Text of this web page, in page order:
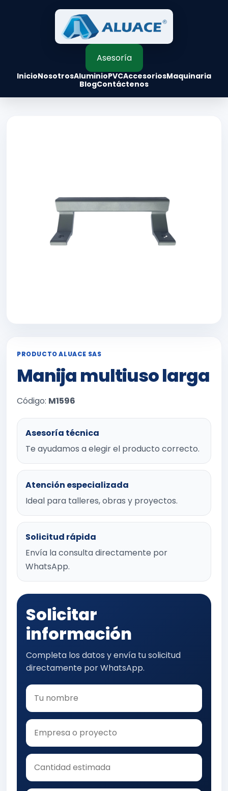
InicioNosotrosAluminioPVCAccesoriosMaquinaria
BlogContáctenos
Asesoría
PRODUCTO ALUACE SAS
Manija multiuso larga
Código: M1596
Asesoría técnica
Te ayudamos a elegir el producto correcto.
Atención especializada
Ideal para talleres, obras y proyectos.
Solicitud rápida
Envía la consulta directamente por
WhatsApp.
Solicitar
información
Completa los datos y envía tu solicitud
directamente por WhatsApp.